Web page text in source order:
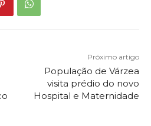
Próximo artigo
População de Várzea
visita prédio do novo
Hospital e Maternidade